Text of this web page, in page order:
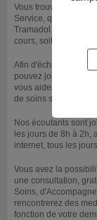
Vous trouverez une
Service, qui vous
Tramadol. Vous
cours, soit créer un
Afin d'échanger
pouvez joindre un
vous aider à faire le
de soins spécialisé,
Nos écoutants sont
les jours de 8h à 2h,
internet, tous les
Vous avez la
une consultation,
Soins,
rencontrerez des
fonction de votre